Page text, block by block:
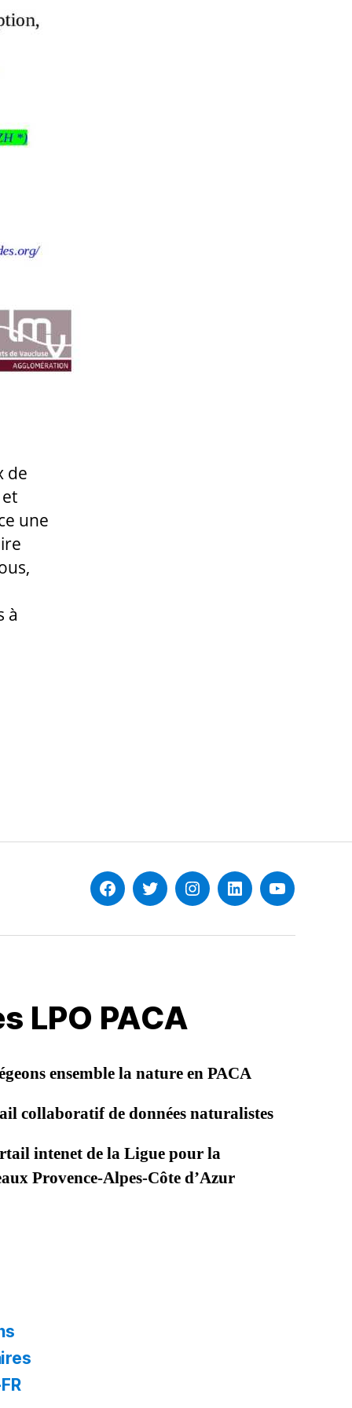
de
une
à
FacebookTwitterInstagramLinkedinYouTube
LPO PACA
ensemble la nature en PACA
collaboratif de données naturalistes
intenet de la Ligue pour la
Provence-Alpes-Côte d’Azur